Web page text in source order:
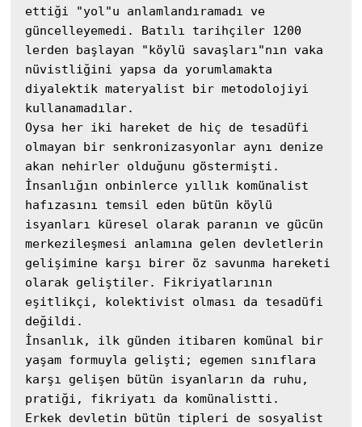
ettiği "yol"u anlamlandıramadı ve
güncelleyemedi. Batılı tarihçiler 1200
lerden başlayan "köylü savaşları"nın vaka
nüvistliğini yapsa da yorumlamakta
diyalektik materyalist bir metodolojiyi
kullanamadılar.
Oysa her iki hareket de hiç de tesadüfi
olmayan bir senkronizasyonlar aynı denize
akan nehirler olduğunu göstermişti.
İnsanlığın onbinlerce yıllık komünalist
hafızasını temsil eden bütün köylü
isyanları küresel olarak paranın ve gücün
merkezileşmesi anlamına gelen devletlerin
gelişimine karşı birer öz savunma hareketi
olarak geliştiler. Fikriyatlarının
eşitlikçi, kolektivist olması da tesadüfi
değildi.
İnsanlık, ilk günden itibaren komünal bir
yaşam formuyla gelişti; egemen sınıflara
karşı gelişen bütün isyanların da ruhu,
pratiği, fikriyatı da komünalistti.
Erkek devletin bütün tipleri de sosyalist